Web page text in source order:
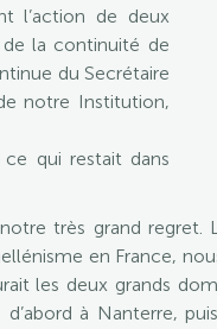
l’action de deux
la continuité de
du Secrétaire
notre Institution,
qui restait dans
très grand regret.
en France,
les deux grands
à Nanterre,